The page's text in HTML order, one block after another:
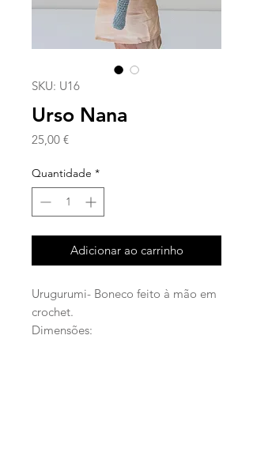
SKU: U16
Urso Nana
25,00 €Preço
Quantidade *
Adicionar ao carrinho
Urugurumi- Boneco feito à mão em
crochet.
Dimensões: